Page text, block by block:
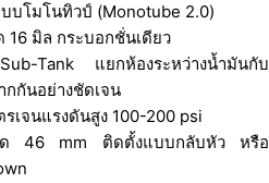
หลัง
บโมโนทิวป์ (Monotube 2.0)
16 มิล กระบอกชั่นเดียว
Tank แยกห้องระหว่างน้ำมันกับ
กกันอย่างชัดเจน
เจนแรงดันสูง 100-200 psi
ด 46 mm ติดตั้งแบบกลับหัว หรือ